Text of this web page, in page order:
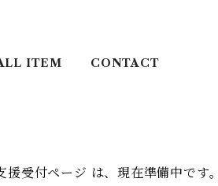
ITEM CONTACT
援受付ページ は、現在準備中です